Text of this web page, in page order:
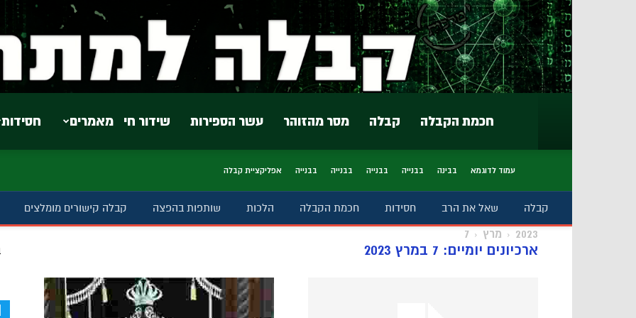
חסידות מאמרים שידור חי עשר הספירות מסר מהזוהר קבלה חכמת הקבלה
עמוד לדוגמא בבינה בבנייה בבנייה בבנייה בבנייה אפליקציית קבלה
קבלה שאל את הרב חסידות חכמת הקבלה הלכות שותפות בהפצה קבלה קישורים מומלצים
2023 מרץ 7
ארכיונים יומיים: 7 במרץ 2023